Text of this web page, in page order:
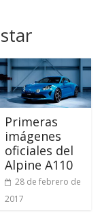
Primeras
imágenes
oficiales del
Alpine A110
28 de febrero de
2017